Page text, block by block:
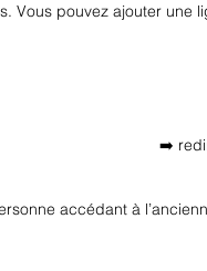
Vous pouvez ajouter une
➡️
accédant à